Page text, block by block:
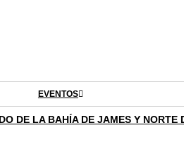
EVENTOS
DE LA BAHÍA DE JAMES Y NORTE